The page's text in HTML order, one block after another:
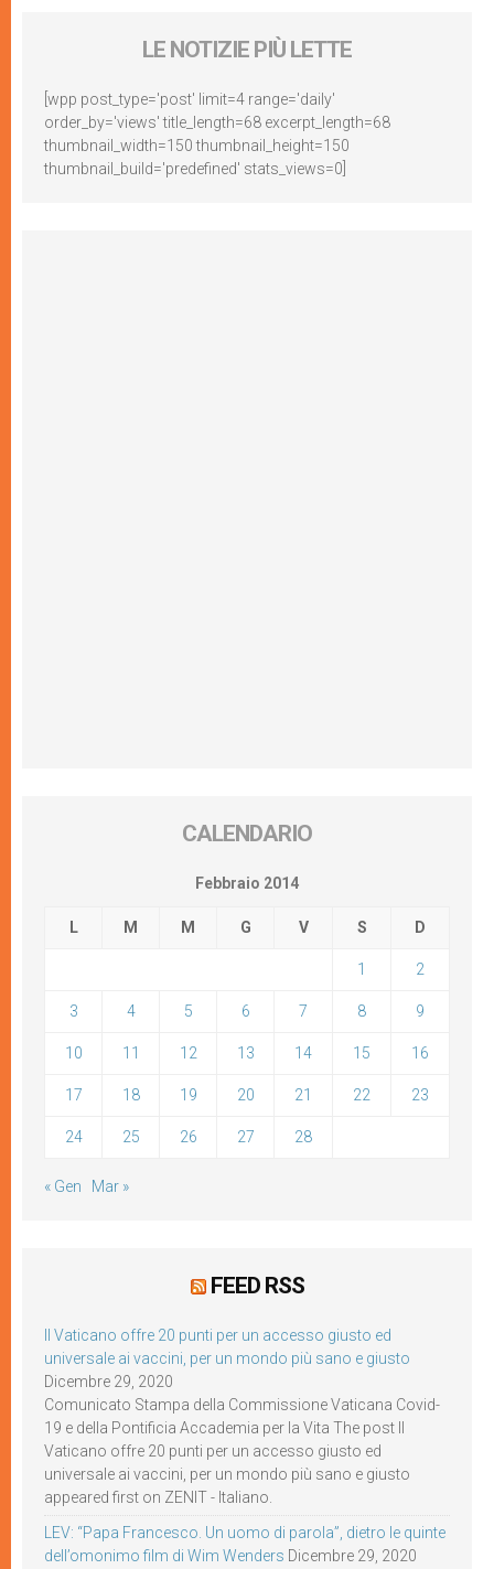
LE NOTIZIE PIÙ LETTE
[wpp post_type='post' limit=4 range='daily'
order_by='views' title_length=68 excerpt_length=68
thumbnail_width=150 thumbnail_height=150
thumbnail_build='predefined' stats_views=0]
CALENDARIO
Febbraio 2014
L M M G V S D
1 2
3 4 5 6 7 8 9
10 11 12 13 14 15 16
17 18 19 20 21 22 23
24 25 26 27 28
« Gen Mar »
FEED RSS
Il Vaticano offre 20 punti per un accesso giusto ed
universale ai vaccini, per un mondo più sano e giusto
Dicembre 29, 2020
Comunicato Stampa della Commissione Vaticana Covid-
19 e della Pontificia Accademia per la Vita The post Il
Vaticano offre 20 punti per un accesso giusto ed
universale ai vaccini, per un mondo più sano e giusto
appeared first on ZENIT - Italiano.
LEV: “Papa Francesco. Un uomo di parola”, dietro le quinte
dell’omonimo film di Wim Wenders Dicembre 29, 2020